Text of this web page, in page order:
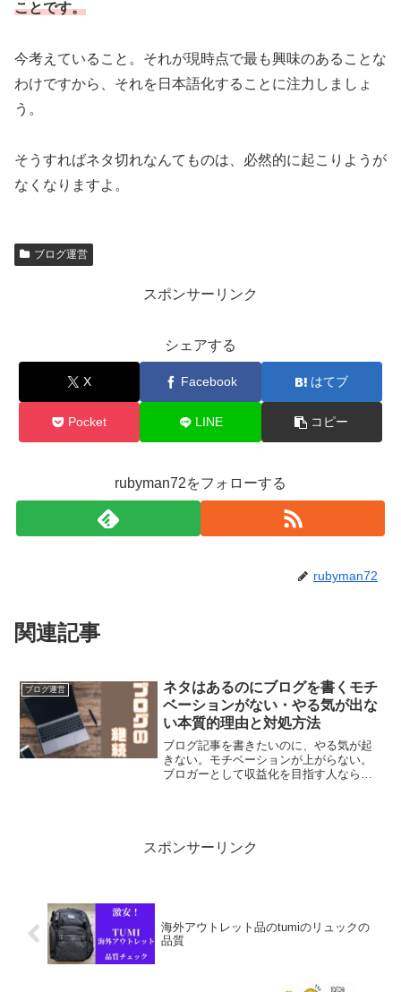
ことです。
今考えていること。それが現時点で最も興味のあることな
わけですから、それを日本語化することに注力しましょ
う。
そうすればネタ切れなんてものは、必然的に起こりようが
なくなりますよ。
ブログ運営
スポンサーリンク
シェアする
X Facebook はてブ
Pocket LINE コピー
rubyman72をフォローする
rubyman72
関連記事
ブログ運営
ネタはあるのにブログを書くモチ
ベーションがない・やる気が出な
い本質的理由と対処方法
ブログ記事を書きたいのに、やる気が起
きない。モチベーションが上がらない。
ブロガーとして収益化を目指す人なら誰
スポンサーリンク
海外アウトレット品のtumiのリュックの
品質